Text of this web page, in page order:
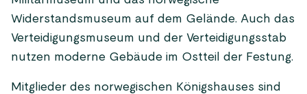
Widerstandsmuseum auf dem Gelände. Auch das
Verteidigungsmuseum und der Verteidigungsstab
nutzen moderne Gebäude im Ostteil der Festung.
Mitglieder des norwegischen Königshauses sind